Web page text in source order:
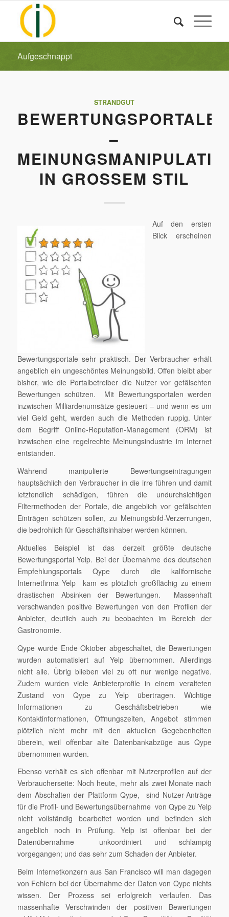
Aufgeschnappt
STRANDGUT
BEWERTUNGSPORTALE
–
IN GROSSEM STIL
Auf den ersten
Blick erscheinen
Bewertungsportale sehr praktisch. Der Verbraucher erhält
angeblich ein ungeschöntes Meinungsbild. Offen bleibt aber
bisher, wie die Portalbetreiber die Nutzer vor gefälschten
Bewertungen schützen. Mit Bewertungsportalen werden
inzwischen Milliardenumsätze gesteuert – und wenn es um
viel Geld geht, werden auch die Methoden ruppig. Unter
dem Begriff Online-Reputation-Management (ORM) ist
inzwischen eine regelrechte Meinungsindustrie im Internet
entstanden.
Während manipulierte Bewertungseintragungen
hauptsächlich den Verbraucher in die irre führen und damit
letztendlich schädigen, führen die undurchsichtigen
Filtermethoden der Portale, die angeblich vor gefälschten
Einträgen schützen sollen, zu Meinungsbild-Verzerrungen,
die bedrohlich für Geschäftsinhaber werden können.
Aktuelles Beispiel ist das derzeit größte deutsche
Bewertungsportal Yelp. Bei der Übernahme des deutschen
Empfehlungsportals Qype durch die kalifornische
Internetfirma Yelp kam es plötzlich großflächig zu einem
drastischen Absinken der Bewertungen. Massenhaft
verschwanden positive Bewertungen von den Profilen der
Anbieter, deutlich auch zu beobachten im Bereich der
Gastronomie.
Qype wurde Ende Oktober abgeschaltet, die Bewertungen
wurden automatisiert auf Yelp übernommen. Allerdings
nicht alle. Übrig blieben viel zu oft nur wenige negative.
Zudem wurden viele Anbieterprofile in einem veralteten
Zustand von Qype zu Yelp übertragen. Wichtige
Informationen zu Geschäftsbetrieben wie
Kontaktinformationen, Öffnungszeiten, Angebot stimmen
plötzlich nicht mehr mit den aktuellen Gegebenheiten
überein, weil offenbar alte Datenbankabzüge aus Qype
übernommen wurden.
Ebenso verhält es sich offenbar mit Nutzerprofilen auf der
Verbraucherseite: Noch heute, mehr als zwei Monate nach
dem Abschalten der Plattform Qype, sind Nutzer-Anträge
für die Profil- und Bewertungsübernahme von Qype zu Yelp
nicht vollständig bearbeitet worden und befinden sich
angeblich noch in Prüfung. Yelp ist offenbar bei der
Datenübernahme unkoordiniert und schlampig
vorgegangen; und das sehr zum Schaden der Anbieter.
Beim Internetkonzern aus San Francisco will man dagegen
von Fehlern bei der Übernahme der Daten von Qype nichts
wissen. Der Prozess sei erfolgreich verlaufen. Das
massenhafte Verschwinden der positiven Bewertungen